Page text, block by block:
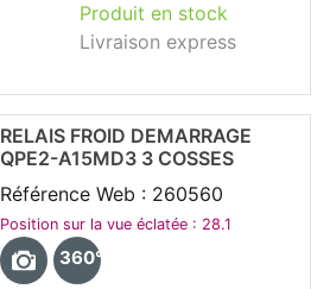
Produit en stock
Livraison express
RELAIS FROID DEMARRAGE
QPE2-A15MD3 3 COSSES
Référence Web : 260560
Position sur la vue éclatée : 28.1
360°